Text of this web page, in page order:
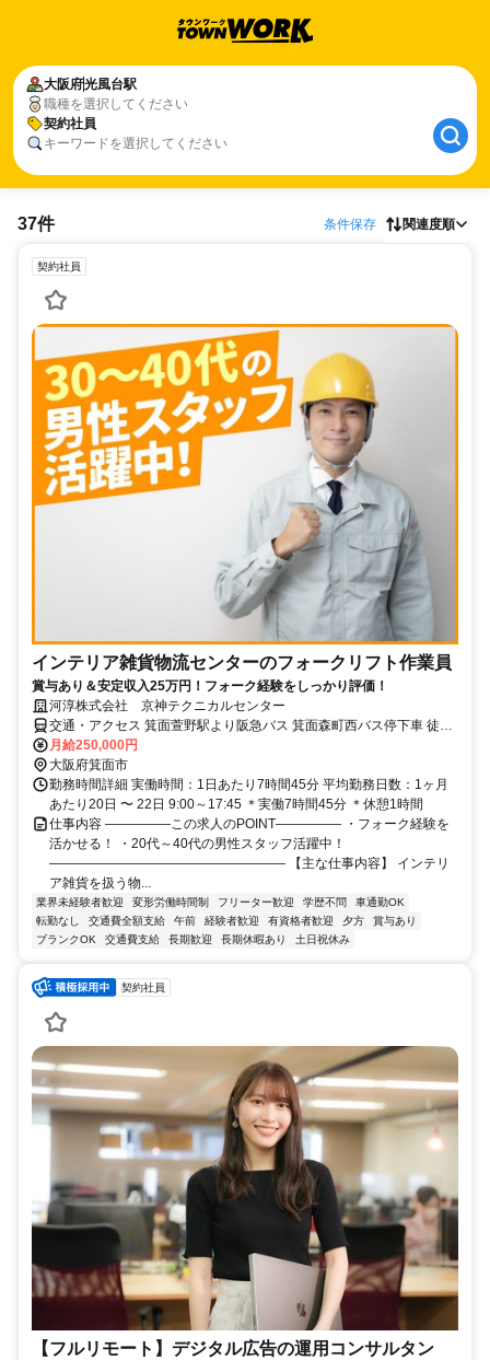
大阪府光風台駅
職種を選択してください
契約社員
キーワードを選択してください
37件 条件保存 関連度順
契約社員
インテリア雑貨物流センターのフォークリフト作業員
賞与あり＆安定収入25万円！フォーク経験をしっかり評価！
河淳株式会社 京神テクニカルセンター
交通・アクセス 箕面萱野駅より阪急バス 箕面森町西バス停下車 徒歩
5分 ★車通勤可
月給250,000円
大阪府箕面市
勤務時間詳細 実働時間：1日あたり7時間45分 平均勤務日数：1ヶ月
あたり20日 〜 22日 9:00～17:45 ＊実働7時間45分 ＊休憩1時間
仕事内容 ―――――この求人のPOINT――――― ・フォーク経験を
活かせる！ ・20代～40代の男性スタッフ活躍中！
―――――――――――――――――― 【主な仕事内容】 インテリ
ア雑貨を扱う物...
業界未経験者歓迎 変形労働時間制 フリーター歓迎 学歴不問
車通勤OK
転勤なし
交通費全額支給 午前 経験者歓迎 有資格者歓迎 夕方
賞与あり
ブランクOK
交通費支給 長期歓迎 長期休暇あり 土日祝休み
契約社員
【フルリモート】デジタル広告の運用コンサルタン